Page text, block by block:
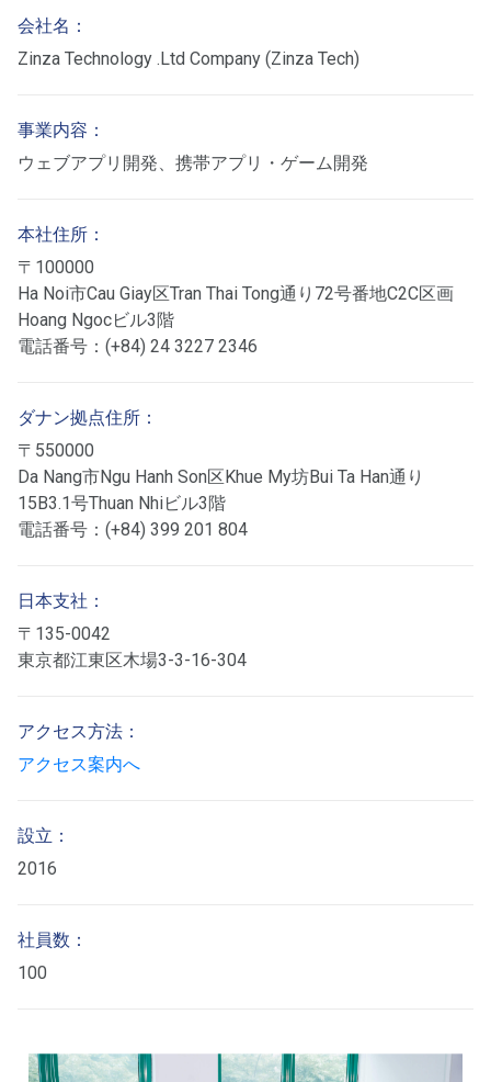
会社名：
Zinza Technology .Ltd Company (Zinza Tech)
事業内容：
ウェブアプリ開発、携帯アプリ・ゲーム開発
本社住所：
〒100000
Ha Noi市Cau Giay区Tran Thai Tong通り72号番地C2C区画
Hoang Ngocビル3階
電話番号：(+84) 24 3227 2346
ダナン拠点住所：
〒550000
Da Nang市Ngu Hanh Son区Khue My坊Bui Ta Han通り
15B3.1号Thuan Nhiビル3階
電話番号：(+84) 399 201 804
日本支社：
〒135-0042
東京都江東区木場3-3-16-304
アクセス方法：
アクセス案内へ
設立：
2016
社員数：
100